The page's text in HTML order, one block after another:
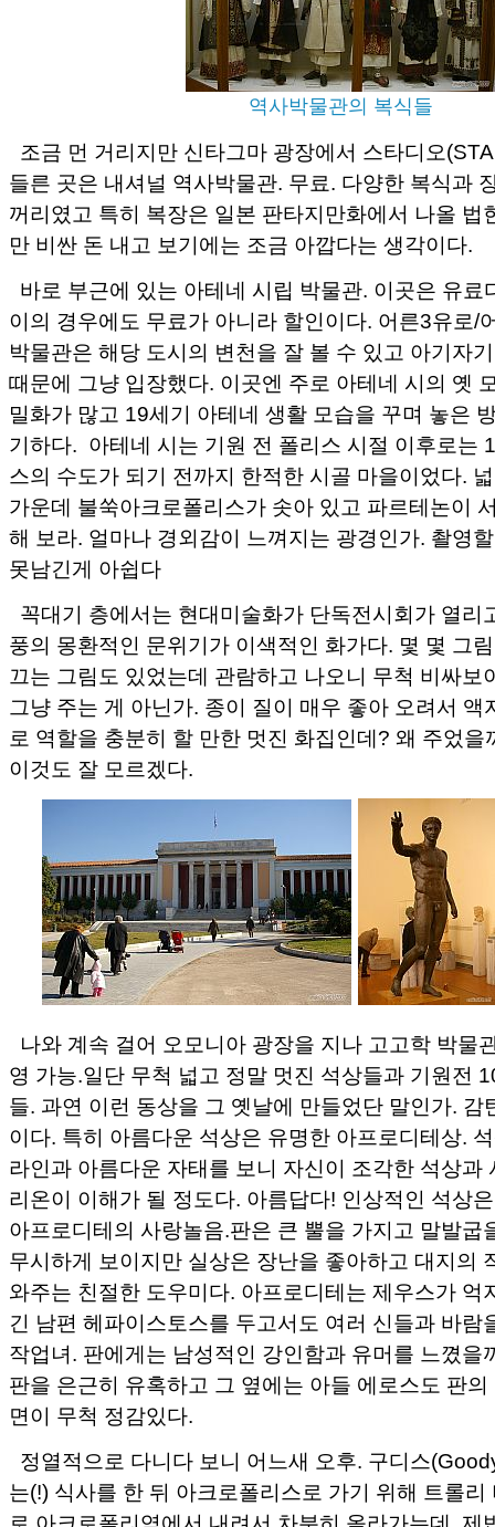
역사박물관의 복식들
조금 먼 거리지만 신타그마 광장에서 스타디오
들른 곳은 내셔널 역사박물관. 무료. 다양한 복식과
꺼리였고 특히 복장은 일본 판타지만화에서 나올 법
만 비싼 돈 내고 보기에는 조금 아깝다는 생각이다.
바로 부근에 있는 아테네 시립 박물관. 이곳은 유료
이의 경우에도 무료가 아니라 할인이다. 어른3유로/
박물관은 해당 도시의 변천을 잘 볼 수 있고 아기자
때문에 그냥 입장했다. 이곳엔 주로 아테네 시의 옛
밀화가 많고 19세기 아테네 생활 모습을 꾸며 놓은
기하다. 아테네 시는 기원 전 폴리스 시절 이후로는
스의 수도가 되기 전까지 한적한 시골 마을이었다.
가운데 불쑥아크로폴리스가 솟아 있고 파르테논이
해 보라. 얼마나 경외감이 느껴지는 광경인가. 촬영
못남긴게 아쉽다
꼭대기 층에서는 현대미술화가 단독전시회가 열리
풍의 몽환적인 문위기가 이색적인 화가다. 몇 몇 그
끄는 그림도 있었는데 관람하고 나오니 무척 비싸보
그냥 주는 게 아닌가. 종이 질이 매우 좋아 오려서 액
로 역할을 충분히 할 만한 멋진 화집인데? 왜 주었
이것도 잘 모르겠다.
나와 계속 걸어 오모니아 광장을 지나 고고학 박물
영 가능.일단 무척 넓고 정말 멋진 석상들과 기원전
들. 과연 이런 동상을 그 옛날에 만들었단 말인가. 감
이다. 특히 아름다운 석상은 유명한 아프로디테상.
라인과 아름다운 자태를 보니 자신이 조각한 석상과
리온이 이해가 될 정도다. 아름답다! 인상적인 석상
아프로디테의 사랑놀음.판은 큰 뿔을 가지고 말발굽
무시하게 보이지만 실상은 장난을 좋아하고 대지의
와주는 친절한 도우미다. 아프로디테는 제우스가 억
긴 남편 헤파이스토스를 두고서도 여러 신들과 바람
작업녀. 판에게는 남성적인 강인함과 유머를 느꼈을
판을 은근히 유혹하고 그 옆에는 아들 에로스도 판
면이 무척 정감있다.
정열적으로 다니다 보니 어느새 오후. 구디스
는(!) 식사를 한 뒤 아크로폴리스로 가기 위해 트롤리